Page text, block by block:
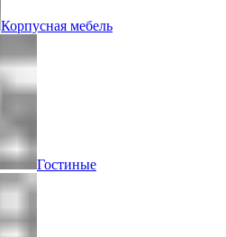
Корпусная мебель
Гостиные